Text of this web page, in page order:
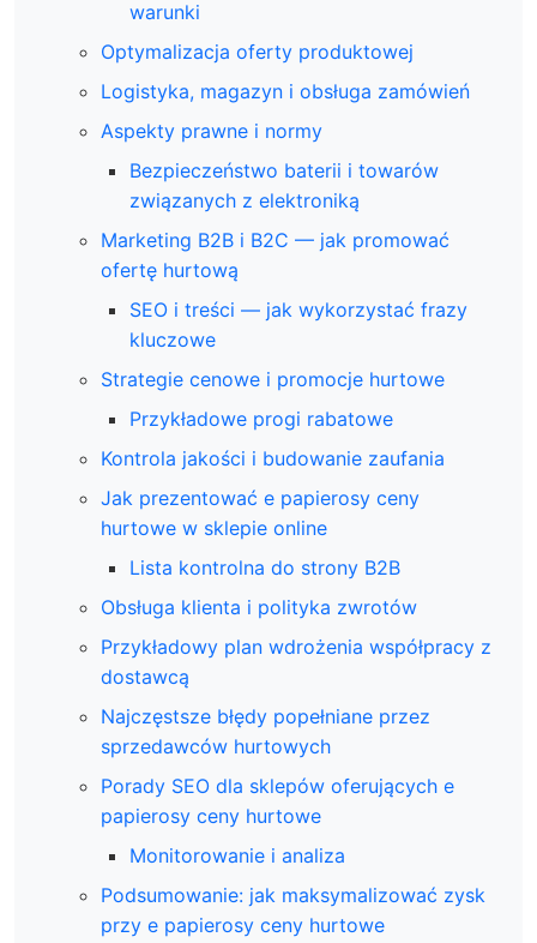
warunki
Optymalizacja oferty produktowej
Logistyka, magazyn i obsługa zamówień
Aspekty prawne i normy
Bezpieczeństwo baterii i towarów
związanych z elektroniką
Marketing B2B i B2C — jak promować
ofertę hurtową
SEO i treści — jak wykorzystać frazy
kluczowe
Strategie cenowe i promocje hurtowe
Przykładowe progi rabatowe
Kontrola jakości i budowanie zaufania
Jak prezentować e papierosy ceny
hurtowe w sklepie online
Lista kontrolna do strony B2B
Obsługa klienta i polityka zwrotów
Przykładowy plan wdrożenia współpracy z
dostawcą
Najczęstsze błędy popełniane przez
sprzedawców hurtowych
Porady SEO dla sklepów oferujących e
papierosy ceny hurtowe
Monitorowanie i analiza
Podsumowanie: jak maksymalizować zysk
przy e papierosy ceny hurtowe